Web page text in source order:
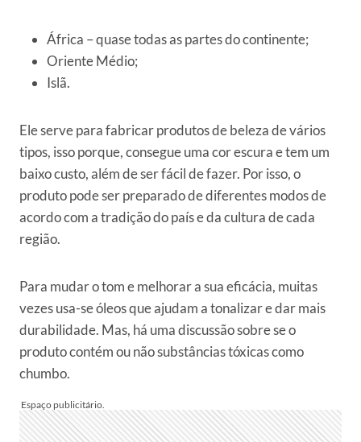
África – quase todas as partes do continente;
Oriente Médio;
Islã.
Ele serve para fabricar produtos de beleza de vários
tipos, isso porque, consegue uma cor escura e tem um
baixo custo, além de ser fácil de fazer. Por isso, o
produto pode ser preparado de diferentes modos de
acordo com a tradição do país e da cultura de cada
região.
Para mudar o tom e melhorar a sua eficácia, muitas
vezes usa-se óleos que ajudam a tonalizar e dar mais
durabilidade. Mas, há uma discussão sobre se o
produto contém ou não substâncias tóxicas como
chumbo.